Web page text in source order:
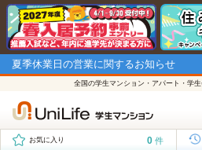
夏季休業日の営業に関するお知らせ
全国の学生マンション・アパート・学
お気に入り 0 件